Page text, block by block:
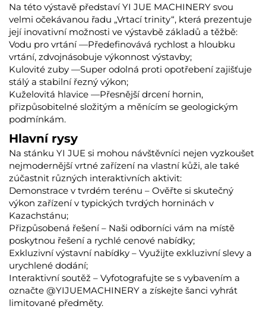
Na této výstavě představí YI JUE MACHINERY svou
velmi očekávanou řadu „Vrtací trinity“, která prezentuje
její inovativní možnosti ve výstavbě základů a těžbě:
Vodu pro vrtání—Předefinovává rychlost a hloubku
vrtání, zdvojnásobuje výkonnost výstavby;
Kulovité zuby —Super odolná proti opotřebení zajišťuje
stálý a stabilní řezný výkon;
Kuželovitá hlavice —Přesnější drcení hornin,
přizpůsobitelné složitým a měnícím se geologickým
podmínkám.
Hlavní rysy
Na stánku YI JUE si mohou návštěvníci nejen vyzkoušet
nejmodernější vrtné zařízení na vlastní kůži, ale také
zúčastnit různých interaktivních aktivit:
Demonstrace v tvrdém terénu – Ověřte si skutečný
výkon zařízení v typických tvrdých horninách v
Kazachstánu;
Přizpůsobená řešení– Naši odborníci vám na místě
poskytnou řešení a rychlé cenové nabídky;
Exkluzivní výstavní nabídky – Využijte exkluzivní slevy a
urychlené dodání;
Interaktivní soutěž – Vyfotografujte se s vybavením a
označte @YIJUEMACHINERY a získejte šanci vyhrát
limitované předměty.